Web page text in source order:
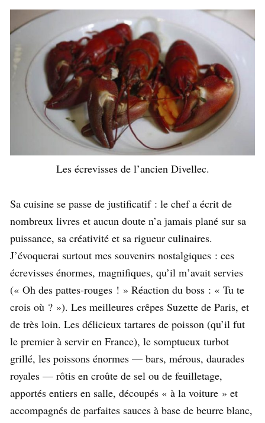
Les écrevisses de l’ancien Divellec.
Sa cuisine se passe de justificatif : le chef a écrit de
nombreux livres et aucun doute n’a jamais plané sur sa
puissance, sa créativité et sa rigueur culinaires.
J’évoquerai surtout mes souvenirs nostalgiques : ces
écrevisses énormes, magnifiques, qu’il m’avait servies
(« Oh des pattes-rouges ! » Réaction du boss : « Tu te
crois où ? »). Les meilleures crêpes Suzette de Paris, et
de très loin. Les délicieux tartares de poisson (qu’il fut
le premier à servir en France), le somptueux turbot
grillé, les poissons énormes — bars, mérous, daurades
royales — rôtis en croûte de sel ou de feuilletage,
apportés entiers en salle, découpés « à la voiture » et
accompagnés de parfaites sauces à base de beurre blanc,